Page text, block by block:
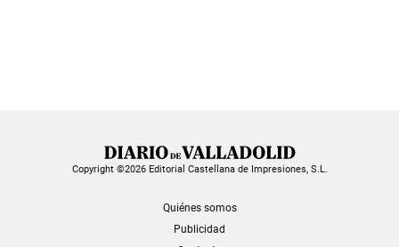
Copyright ©2026 Editorial Castellana de Impresiones, S.L.
Quiénes somos
Publicidad